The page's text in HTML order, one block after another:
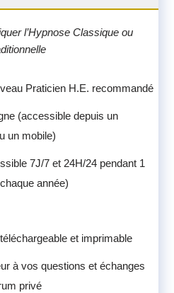
l’Hypnose Classique ou
Praticien H.E. recommandé
(accessible depuis un
un mobile)
7J/7 et 24H/24 pendant 1
année)
et imprimable
à vos questions et échanges
privé